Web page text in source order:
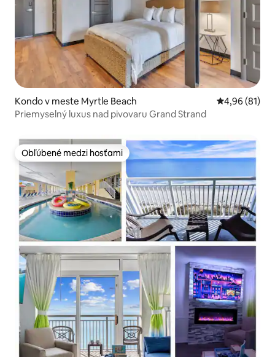
Kondo v meste Myrtle Beach Priemerné
4,96 (81)
Priemyselný luxus nad pivovaru Grand Strand
Obľúbené medzi hosťami
Obľúbené medzi hosťami